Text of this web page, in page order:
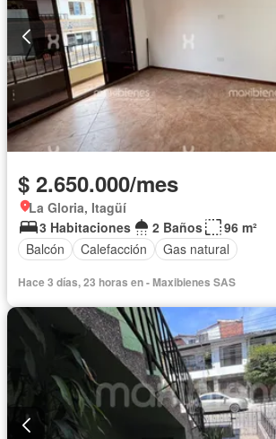
$ 2.650.000/mes
La Gloria, Itagüí
3 Habitaciones
2 Baños
96 m²
Balcón
Calefacción Gas natural
Hace 3 días, 23 horas en - Maxibienes SAS